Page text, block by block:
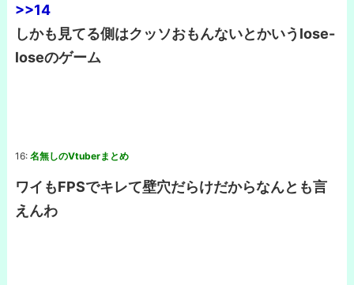
>>14
しかも見てる側はクッソおもんないとかいうlose-
loseのゲーム
16: 名無しのVtuberまとめ
ワイもFPSでキレて壁穴だらけだからなんとも言
えんわ